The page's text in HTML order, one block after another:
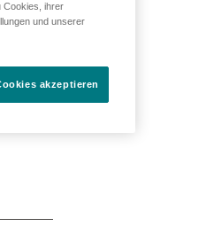
Cookies, ihrer
und unserer
akzeptieren